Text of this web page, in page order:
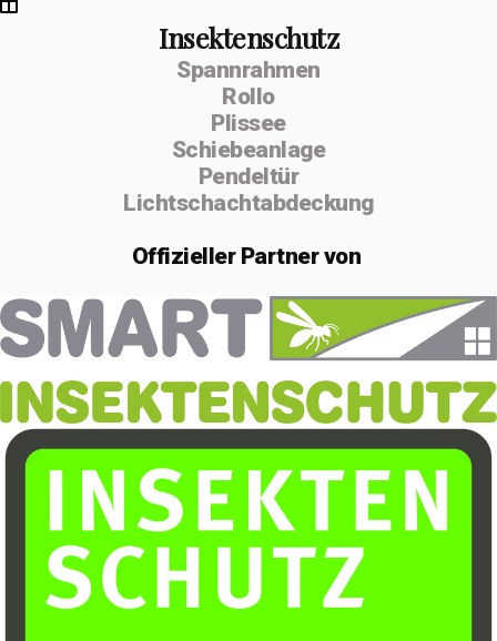
Insektenschutz
Spannrahmen
Rollo
Plissee
Schiebeanlage
Pendeltür
Lichtschachtabdeckung
OffiziellerPartner von